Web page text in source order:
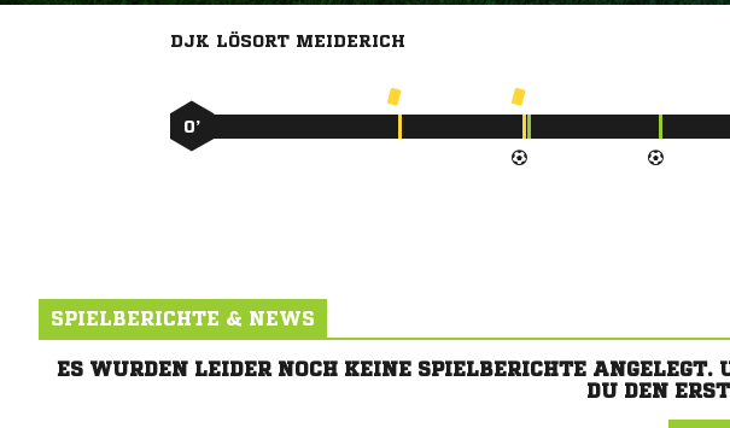
DJK LÖSORT MEIDERICH
0’
SPIELBERICHTE & NEWS
ES WURDEN LEIDER NOCH KEINE SPIELBERICHTE
DU DEN